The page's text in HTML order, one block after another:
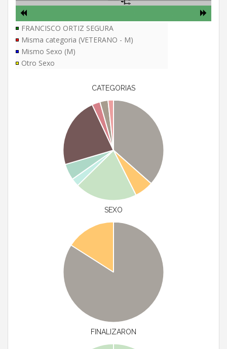
FRANCISCO ORTIZ SEGURA
Misma categoria (VETERANO - M)
Mismo Sexo (M)
Otro Sexo
CATEGORIAS
SEXO
FINALIZARON